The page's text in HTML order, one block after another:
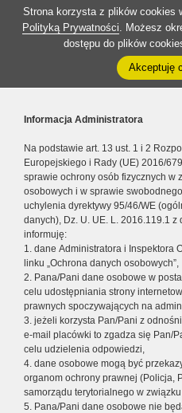
Strona korzysta z plików cookies
Polityką Prywatności. Możesz
dostępu do plików
Akceptuję
Informacja Administratora
Na podstawie art. 13 ust. 1 i 2
Europejskiego i Rady (UE) 2016/
sprawie ochrony osób fizycznych w
osobowych i w sprawie
uchylenia dyrektywy 95/46/WE
danych), Dz. U. UE. L. 2016.119.1
informuję:
1. dane Administratora i Inspektora
linku „Ochrona danych osobowych”,
2. Pana/Pani dane osobowe w
celu udostępniania strony
prawnych spoczywających na
3. jeżeli korzysta Pan/Pani z
e-mail placówki to zgadza się Pan/
celu udzielenia odpowiedzi,
4. dane osobowe mogą być
organom ochrony prawnej (Policja,
samorządu terytorialnego w
5. Pana/Pani dane osobowe nie